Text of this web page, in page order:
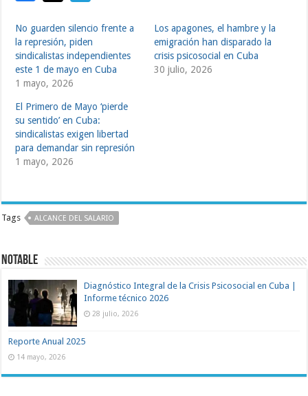
No guarden silencio frente a
la represión, piden
sindicalistas independientes
este 1 de mayo en Cuba
1 mayo, 2026
Los apagones, el hambre y la
emigración han disparado la
crisis psicosocial en Cuba
30 julio, 2026
El Primero de Mayo ‘pierde
su sentido’ en Cuba:
sindicalistas exigen libertad
para demandar sin represión
1 mayo, 2026
Tags ALCANCE DEL SALARIO
Notable
Diagnóstico Integral de la Crisis Psicosocial en Cuba |
Informe técnico 2026
28 julio, 2026
Reporte Anual 2025
14 mayo, 2026